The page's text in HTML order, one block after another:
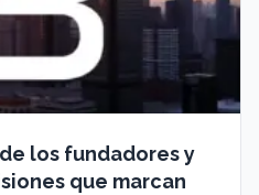
los fundadores y
que marcan